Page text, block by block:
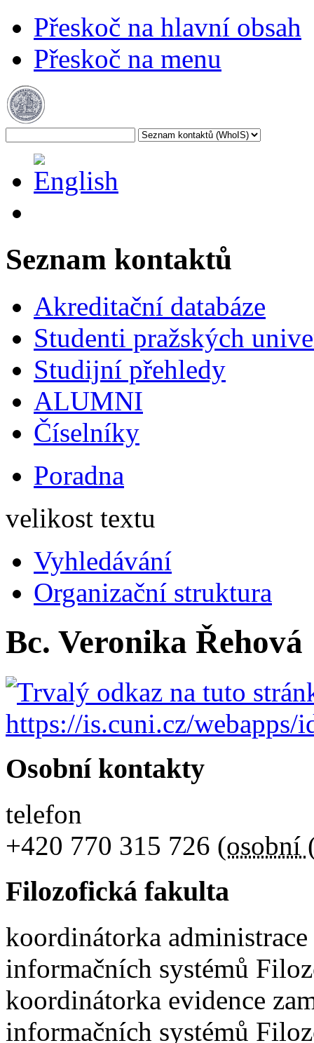
Přeskoč na hlavní obsah
Přeskoč na menu
Seznam kontaktů
Akreditační databáze
Studenti pražských
Studijní přehledy
ALUMNI
Číselníky
Poradna
velikost textu
Vyhledávání
Organizační struktura
Bc. Veronika Řehová
Osobní kontakty
telefon
+420 770 315 726 (osobní
Filozofická fakulta
koordinátorka
informačních systémů
koordinátorka evidence
informačních systémů